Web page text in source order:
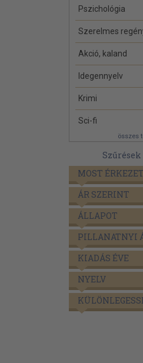
Pszichológia
Szerelmes
Akció, kaland
Idegennyelv
Krimi
Sci-fi
összes
Szűrések
MOST
ÁR SZERINT
ÁLLAPOT
PILLANATNYI
KIADÁS ÉVE
NYELV